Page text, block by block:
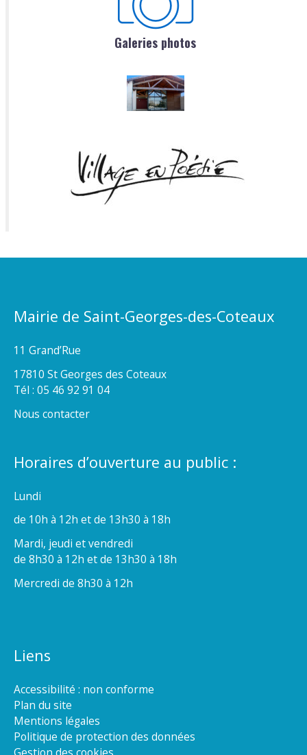
Galeries photos
Mairie de Saint-Georges-des-Coteaux
11 Grand’Rue
17810 St Georges des Coteaux
Tél : 05 46 92 91 04
Nous contacter
Horaires d’ouverture au public :
Lundi
de 10h à 12h et de 13h30 à 18h
Mardi, jeudi et vendredi
de 8h30 à 12h et de 13h30 à 18h
Mercredi de 8h30 à 12h
Liens
Accessibilité : non conforme
Plan du site
Mentions légales
Politique de protection des données